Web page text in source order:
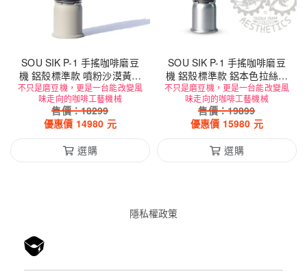
SOU SIK P-1 手搖咖啡磨豆
機 鋁殼標準款 噴粉沙漠黃版
本 ( 01+ 02 雙刀盤 )
不只是磨豆機，更是一台能改變風
味走向的咖啡工藝機械
售價：18299
優惠價 14980 元
選購
SOU SIK P-1 手搖咖啡磨豆
機 鋁殼標準款 鋁本色拉絲版
本 ( 01+ 02 雙刀盤 )
不只是磨豆機，更是一台能改變風
味走向的咖啡工藝機械
售價：19899
優惠價 15980 元
選購
隱私權政䇿